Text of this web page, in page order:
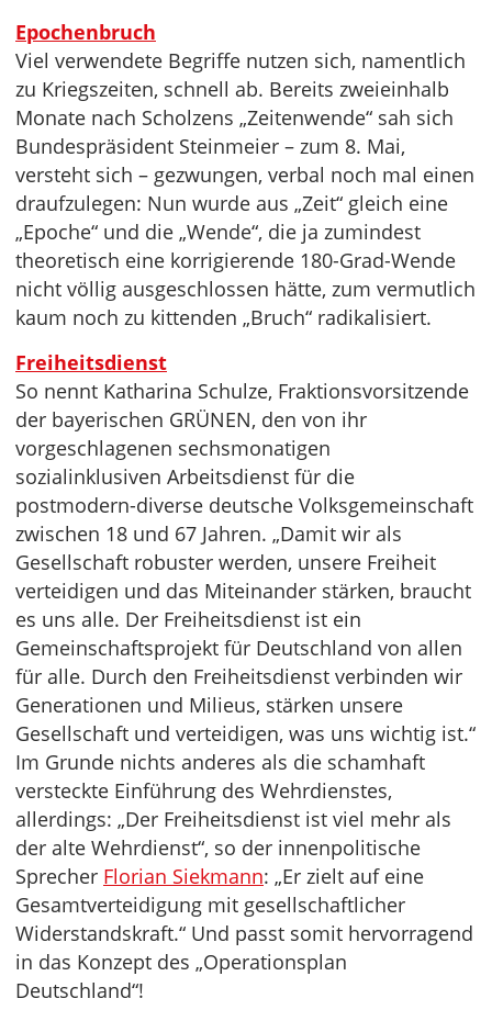
Epochenbruch
Viel verwendete Begriffe nutzen sich, namentlich
zu Kriegszeiten, schnell ab. Bereits zweieinhalb
Monate nach Scholzens „Zeitenwende“ sah sich
Bundespräsident Steinmeier – zum 8. Mai,
versteht sich – gezwungen, verbal noch mal einen
draufzulegen: Nun wurde aus „Zeit“ gleich eine
„Epoche“ und die „Wende“, die ja zumindest
theoretisch eine korrigierende 180-Grad-Wende
nicht völlig ausgeschlossen hätte, zum vermutlich
kaum noch zu kittenden „Bruch“ radikalisiert.
Freiheitsdienst
So nennt Katharina Schulze, Fraktionsvorsitzende
der bayerischen GRÜNEN, den von ihr
vorgeschlagenen sechsmonatigen
sozialinklusiven Arbeitsdienst für die
postmodern-diverse deutsche Volksgemeinschaft
zwischen 18 und 67 Jahren. „Damit wir als
Gesellschaft robuster werden, unsere Freiheit
verteidigen und das Miteinander stärken, braucht
es uns alle. Der Freiheitsdienst ist ein
Gemeinschaftsprojekt für Deutschland von allen
für alle. Durch den Freiheitsdienst verbinden wir
Generationen und Milieus, stärken unsere
Gesellschaft und verteidigen, was uns wichtig ist.“
Im Grunde nichts anderes als die schamhaft
versteckte Einführung des Wehrdienstes,
allerdings: „Der Freiheitsdienst ist viel mehr als
der alte Wehrdienst“, so der innenpolitische
Sprecher Florian Siekmann: „Er zielt auf eine
Gesamtverteidigung mit gesellschaftlicher
Widerstandskraft.“ Und passt somit hervorragend
in das Konzept des „Operationsplan
Deutschland“!